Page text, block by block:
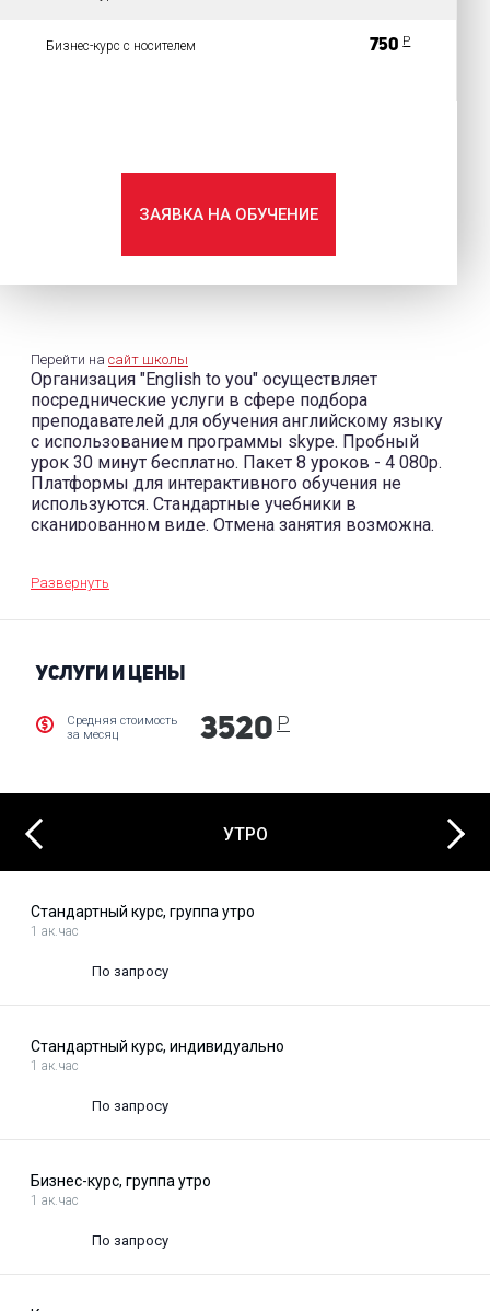
Бизнес-курс с носителем 750 P
ЗАЯВКА НА ОБУЧЕНИЕ
Перейти на сайт школы
Организация "English to you" осуществляет
посреднические услуги в сфере подбора
преподавателей для обучения английскому языку
с использованием программы skype. Пробный
урок 30 минут бесплатно. Пакет 8 уроков - 4 080р.
Платформы для интерактивного обучения не
используются. Стандартные учебники в
сканированном виде. Отмена занятия возможна.
Развернуть
УСЛУГИ И ЦЕНЫ
Средняя стоимость
за месяц
3520 Р
Previous УТРО
Стандартный курс, группа утро
1 ак.час
По запросу
Стандартный курс, индивидуально
1 ак.час
По запросу
Бизнес-курс, группа утро
1 ак.час
По запросу
Next